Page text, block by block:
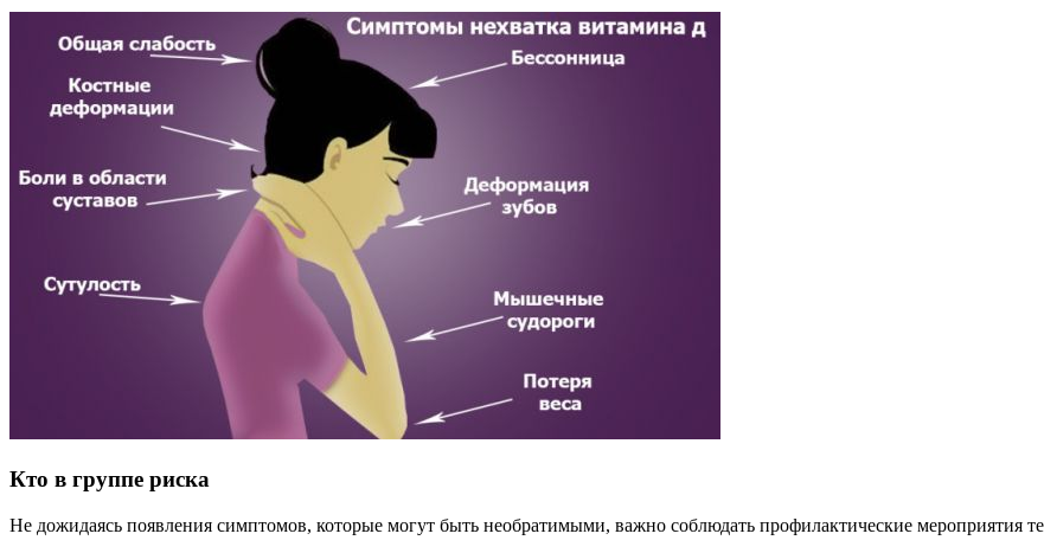
Кто в группе риска
Не дожидаясь появления симптомов, которые могут быть необратимыми, важно соблюдать профилактические мероприятия